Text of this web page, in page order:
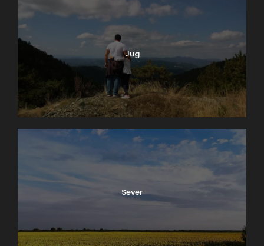
Kada krenete ka istoku Beograda Višnjičkom ulicom,
videćete da je u pitanju put koji ne vodi ka
egzotičnim destinacajama grada. Naprotiv. Put se
završava uličicama koje se kao delte velikih reka
ovom delu Beograda, kada pomislite da ste se
Jug
Sever